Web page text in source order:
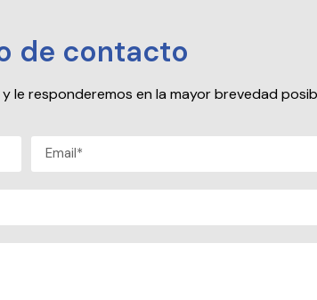
de contacto
le responderemos en la mayor brevedad